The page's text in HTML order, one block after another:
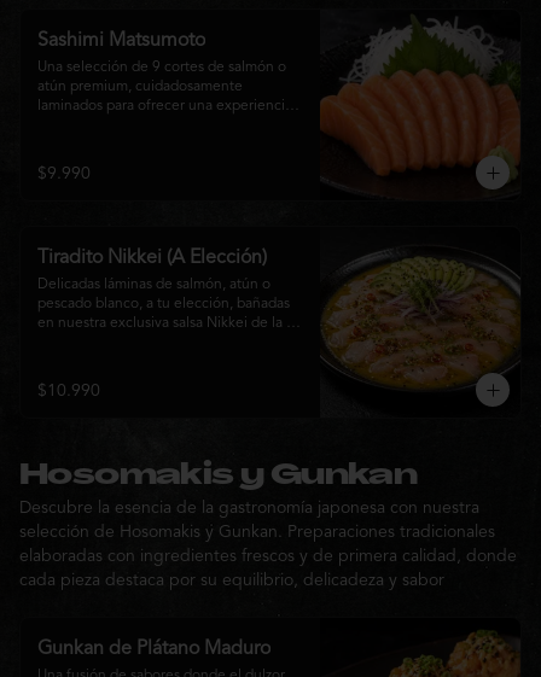
Sashimi Matsumoto
Una selección de 9 cortes de salmón o
atún premium, cuidadosamente
laminados para ofrecer una experiencia
$9.990
Tiradito Nikkei (A Elección)
Delicadas láminas de salmón, atún o
pescado blanco, a tu elección, bañadas
en nuestra exclusiva salsa Nikkei de la
palta, cebolla morada, ají fresco, brotes y
sésamo, ofreciendo una experiencia
$10.990
Hosomakis y Gunkan
Descubre la esencia de la gastronomía japonesa con nuestra
selección de Hosomakis y Gunkan. Preparaciones tradicionales
elaboradas con ingredientes frescos y de primera calidad, donde
cada pieza destaca por su equilibrio, delicadeza y sabor
Gunkan de Plátano Maduro